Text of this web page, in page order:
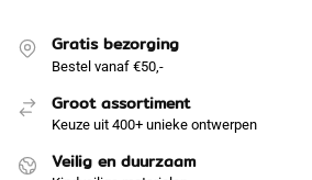
Gratis bezorging
Bestel vanaf €50,-
Groot assortiment
Keuze uit 400+ unieke ontwerpen
Veilig en duurzaam